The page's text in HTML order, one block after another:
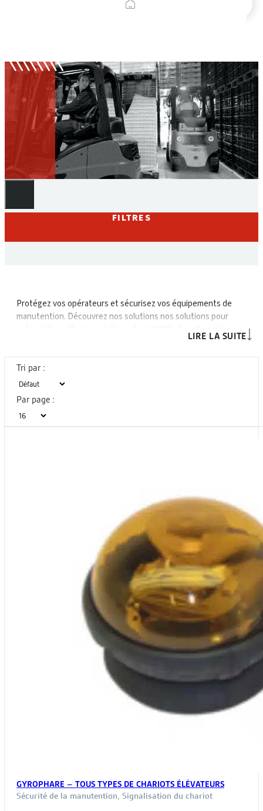
FILTRES
Protégez vos opérateurs et sécurisez vos équipements de
manutention. Découvrez nos solutions nos solutions pour
LIRE LA SUITE
Tri par :
Par page :
GYROPHARE – TOUS TYPES DE CHARIOTS ÉLÉVATEURS
Sécurité de la manutention, Signalisation du chariot